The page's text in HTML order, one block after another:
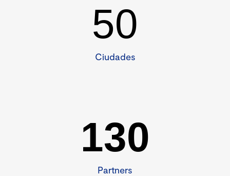
50
Ciudades
130
Partners